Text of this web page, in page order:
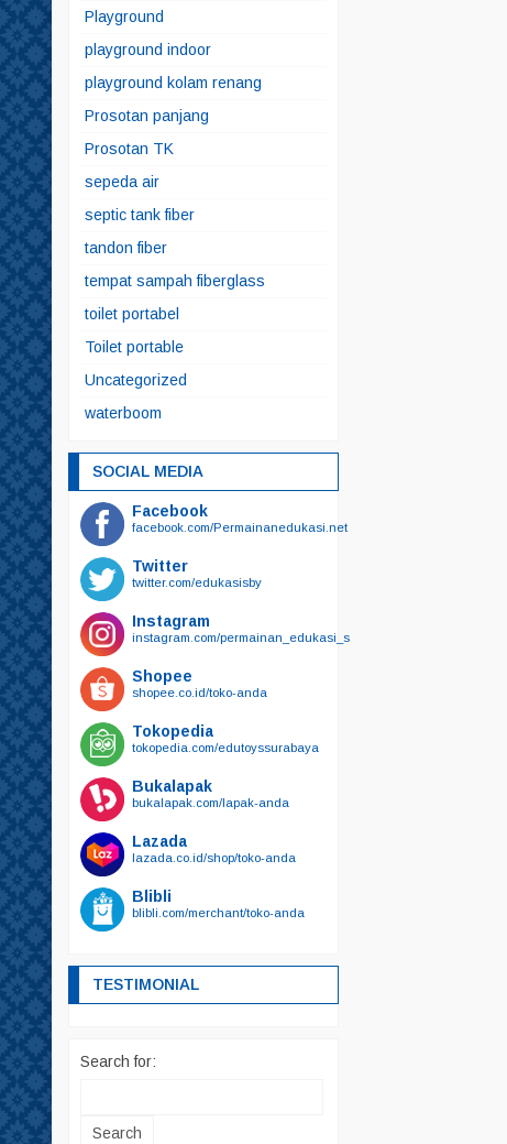
Playground
playground indoor
playground kolam renang
Prosotan panjang
Prosotan TK
sepeda air
septic tank fiber
tandon fiber
tempat sampah fiberglass
toilet portabel
Toilet portable
Uncategorized
waterboom
SOCIAL MEDIA
Facebook
facebook.com/Permainanedukasi.net
Twitter
twitter.com/edukasisby
Instagram
instagram.com/permainan_edukasi_surabaya/
Shopee
shopee.co.id/toko-anda
Tokopedia
tokopedia.com/edutoyssurabaya
Bukalapak
bukalapak.com/lapak-anda
Lazada
lazada.co.id/shop/toko-anda
Blibli
blibli.com/merchant/toko-anda
TESTIMONIAL
Search for: